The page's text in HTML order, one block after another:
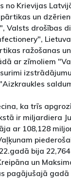
no Krievijas
un
Valsts drošības
ražošanas
ar zīmoliem
ka trīs
ir miljardiera
ar 108,128
bija
un
pagājušajā